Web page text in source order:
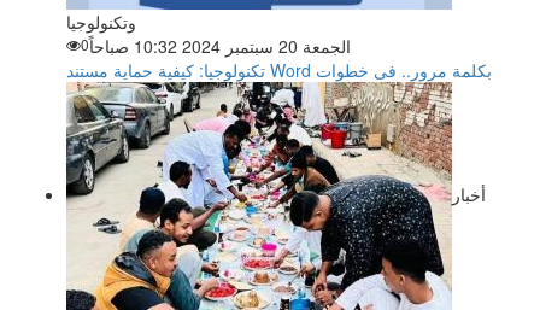
وتكنولوجيا
الجمعة 20 سبتمبر 2024 10:32 صباحاً
0
تكنولوجيا: كيفية حماية مستند Word بكلمة مرور.. فى خطوات
أخبار